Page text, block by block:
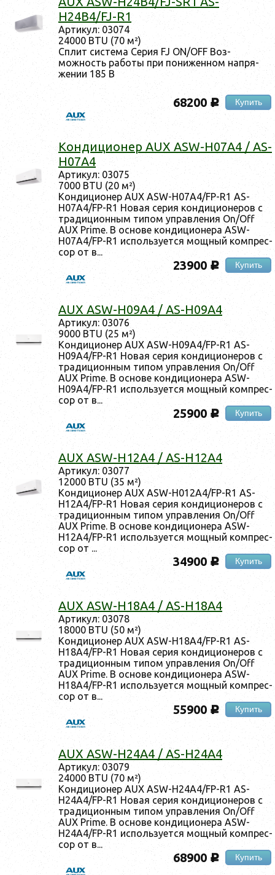
H24B4/FJ-R1
Ар­ти­кул: 03074
24000 BTU (70 м²)
Сплит сис­те­ма Се­рия FJ ON/OFF Воз­
можность ра­боты при по­нижен­ном нап­ря­
жении 185 В
68200 c Купить
Кон­ди­ци­онер AUX ASW-H07A4 / AS-
H07A4
Ар­ти­кул: 03075
7000 BTU (20 м²)
Кон­ди­ци­онер AUX ASW-H07A4/FP-R1 AS-
H07A4/FP-R1 Но­вая се­рия кон­ди­ци­оне­ров с
тра­дици­он­ным ти­пом уп­равле­ния On/Off
AUX Prime. В ос­но­ве кон­ди­ци­оне­ра ASW-
H07A4/FP-R1 ис­поль­зу­ет­ся мощ­ный ком­прес­
сор от в...
23900 c Купить
AUX ASW-H09A4 / AS-H09A4
Ар­ти­кул: 03076
9000 BTU (25 м²)
Кон­ди­ци­онер AUX ASW-H09A4/FP-R1 AS-
H09A4/FP-R1 Но­вая се­рия кон­ди­ци­оне­ров с
тра­дици­он­ным ти­пом уп­равле­ния On/Off
AUX Prime. В ос­но­ве кон­ди­ци­оне­ра ASW-
H09A4/FP-R1 ис­поль­зу­ет­ся мощ­ный ком­прес­
сор от в...
25900 c Купить
AUX ASW-H12A4 / AS-H12A4
Ар­ти­кул: 03077
12000 BTU (35 м²)
Кон­ди­ци­онер AUX ASW-H012A4/FP-R1 AS-
H12A4/FP-R1 Но­вая се­рия кон­ди­ци­оне­ров с
тра­дици­он­ным ти­пом уп­равле­ния On/Off
AUX Prime. В ос­но­ве кон­ди­ци­оне­ра ASW-
H12A4/FP-R1 ис­поль­зу­ет­ся мощ­ный ком­прес­
сор от ...
34900 c Купить
AUX ASW-H18A4 / AS-H18A4
Ар­ти­кул: 03078
18000 BTU (50 м²)
Кон­ди­ци­онер AUX ASW-H18A4/FP-R1 AS-
H18A4/FP-R1 Но­вая се­рия кон­ди­ци­оне­ров с
тра­дици­он­ным ти­пом уп­равле­ния On/Off
AUX Prime. В ос­но­ве кон­ди­ци­оне­ра ASW-
H18A4/FP-R1 ис­поль­зу­ет­ся мощ­ный ком­прес­
сор от в...
55900 c Купить
AUX ASW-H24A4 / AS-H24A4
Ар­ти­кул: 03079
24000 BTU (70 м²)
Кон­ди­ци­онер AUX ASW-H24A4/FP-R1 AS-
H24A4/FP-R1 Но­вая се­рия кон­ди­ци­оне­ров с
тра­дици­он­ным ти­пом уп­равле­ния On/Off
AUX Prime. В ос­но­ве кон­ди­ци­оне­ра ASW-
H24A4/FP-R1 ис­поль­зу­ет­ся мощ­ный ком­прес­
сор от в...
68900 c Купить